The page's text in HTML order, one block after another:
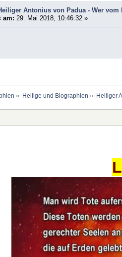
Antonius von Padua - Wer
am: 29. Mai 2018, 10:46:32 »
» Heilige und Biographien » Heiliger